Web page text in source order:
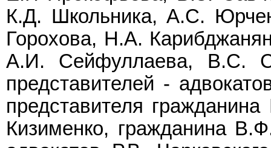
К.Д. Школьника, А.С.
Горохова, Н.А.
А.И. Сейфуллаева, В.С.
представителей -
представителя
Кизименко, гражданина